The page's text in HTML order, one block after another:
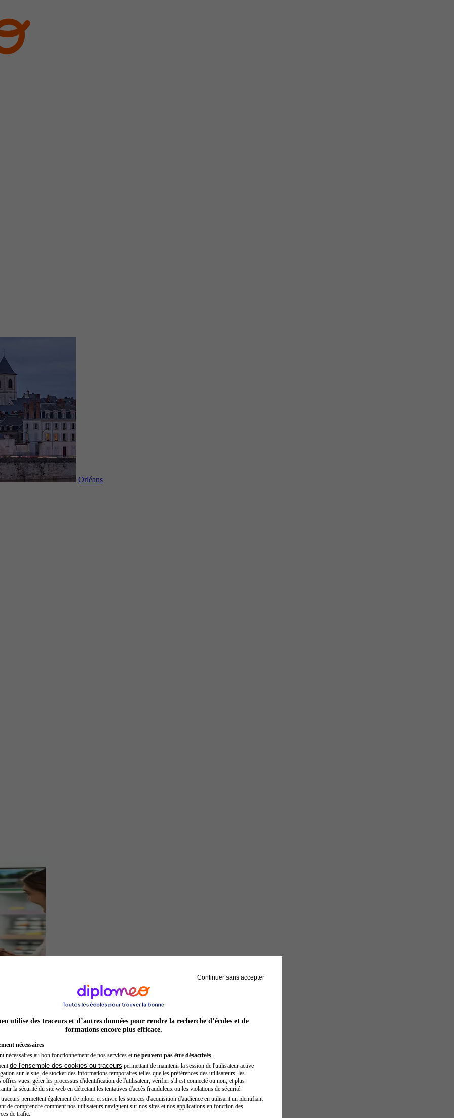
Orléans
Préparateur en pharmacie
Continuer sans accepter
utilise des traceurs et d’autres données pour rendre la recherche d’écoles et de
formations encore plus efficace.
nécessaires
nécessaires au bon fonctionnement de nos services et ne peuvent pas être désactivés.
de l'ensemble des cookies ou traceurs permettant de maintenir la session de l'utilisateur active
sur le site, de stocker des informations temporaires telles que les préférences des utilisateurs, les
offres vues, gérer les processus d'identification de l'utilisateur, vérifier s'il est connecté ou non, et plus
la sécurité du site web en détectant les tentatives d'accès frauduleux ou les violations de sécurité.
permettent également de piloter et suivre les sources d'acquisition d'audience en utilisant un identifiant
de comprendre comment nos utilisateurs naviguent sur nos sites et nos applications en fonction des
de trafic.